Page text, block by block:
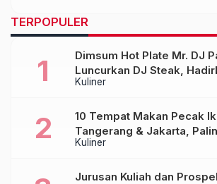
TERPOPULER
Kuliner
Dimsum Hot Plate Mr. DJ
Luncurkan DJ Steak,
Steak Orisinal di Atas Hot
Kuliner
10 Tempat Makan Pecak
Tangerang & Jakarta,
Jurusan Kuliah dan